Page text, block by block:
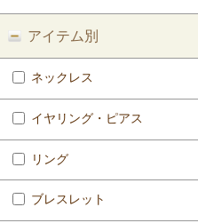
アイテム別
ネックレス
イヤリング・ピアス
リング
ブレスレット